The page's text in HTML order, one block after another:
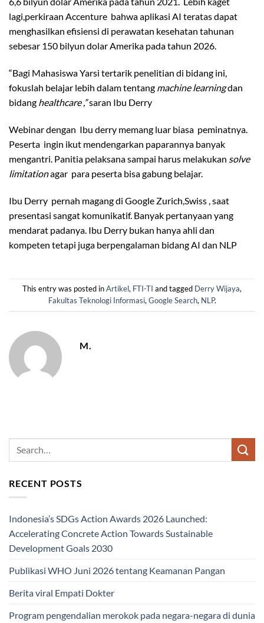
lagi,perkiraan Accenture bahwa aplikasi AI teratas dapat
menghasilkan efisiensi di perawatan kesehatan tahunan
sebesar 150 bilyun dolar Amerika pada tahun 2026.
“Bagi Mahasiswa Yarsi tertarik penelitian di bidang ini,
fokuslah belajar lebih dalam tentang machine learningdan
bidang healthcare ,”saran Ibu Derry
Webinar dengan Ibu derry memang luar biasa peminatnya.
Peserta ingin ikut mendengarkan paparannya banyak
mengantri. Panitia pelaksana sampai harus melakukan solve
limitationagar para peserta bisa gabung belajar.
Ibu Derry pernah magang di Google Zurich,Swiss , saat
presentasi sangat komunikatif. Banyak pertanyaan yang
mendarat padanya. Ibu Derry bukan hanya ahli dan
kompeten tetapi juga berpengalaman bidang AI dan NLP
This entry was posted inArtikel, FTI-TI and tagged Derry Wijaya,
Fakultas Teknologi Informasi, Google Search, NLP.
M.
RECENT POSTS
Indonesia’s SDGs Action Awards 2026 Launched:
Accelerating Concrete Action Towards Sustainable
Development Goals 2030
Publikasi WHO Juni 2026 tentang Keamanan Pangan
Berita viral Empati Dokter
Program pengendalian merokok pada negara-negara di dunia